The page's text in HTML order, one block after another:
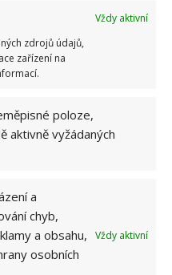
Vždy aktivní
zdrojů údajů,
zařízení na
poloze,
aktivně vyžádaných
a
chyb,
a obsahu,
osobních
Vždy aktivní